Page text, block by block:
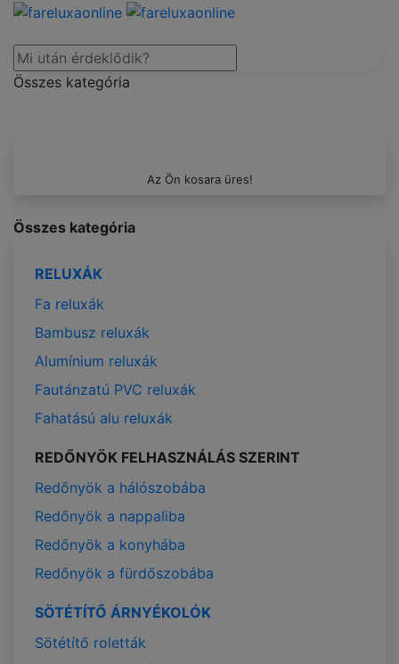
Összes kategória
Az Ön kosara üres!
Összes kategória
RELUXÁK
Fa reluxák
Bambusz reluxák
Alumínium reluxák
Fautánzatú PVC reluxák
Fahatású alu reluxák
REDŐNYÖK FELHASZNÁLÁS SZERINT
Redőnyök a hálószobába
Redőnyök a nappaliba
Redőnyök a konyhába
Redőnyök a fürdőszobába
SÖTÉTÍTŐ ÁRNYÉKOLÓK
Sötétítő roletták